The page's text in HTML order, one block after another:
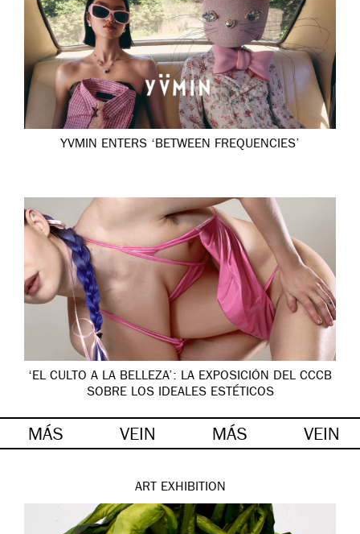
YVMIN ENTERS ‘BETWEEN FREQUENCIES’
‘EL CULTO A LA BELLEZA’: LA EXPOSICIÓN DEL CCCB
SOBRE LOS IDEALES ESTÉTICOS
MÁS VEIN MÁS VEIN
ART EXHIBITION